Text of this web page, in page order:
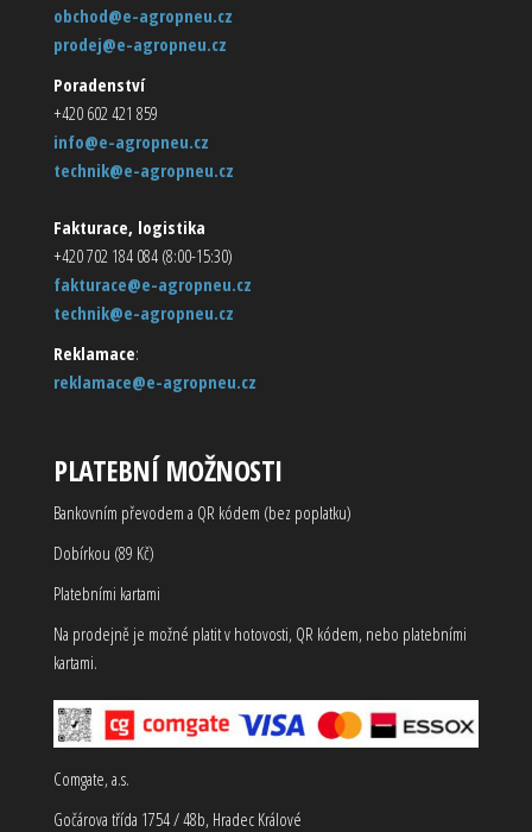
obchod@e-agropneu.cz
prodej@e-agropneu.cz
Poradenství
+420 602 421 859
info@e-agropneu.cz
technik@e-agropneu.cz
Fakturace, logistika
+420 702 184 084 (8:00-15:30)
fakturace@e-agropneu.cz
technik@e-agropneu.cz
Reklamace:
reklamace@e-agropneu.cz
PLATEBNÍ MOŽNOSTI
Bankovním převodem a QR kódem (bez poplatku)
Dobírkou (89 Kč)
Platebními kartami
Na prodejně je možné platit v hotovosti, QR kódem, nebo platebními
kartami.
Comgate, a.s.
Gočárova třída 1754 / 48b, Hradec Králové